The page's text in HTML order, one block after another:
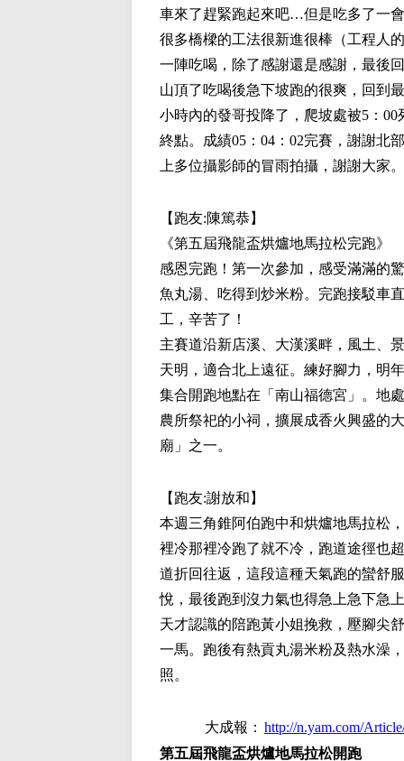
車來了趕緊跑起來吧…但是吃多了一
很多橋樑的工法很新進很棒（工程人
一陣吃喝，除了感謝還是感謝，最後
山頂了吃喝後急下坡跑的很爽，回到
小時內的發哥投降了，爬坡處被5：
終點。成績05：04：02完賽，謝謝北
上多位攝影師的冒雨拍攝，謝謝大家。
【跑友:陳篤恭 】
《第五屆飛龍盃烘爐地馬拉松完跑》
感恩完跑！第一次參加，感受滿滿的
魚丸湯、吃得到炒米粉。完跑接駁車
工，辛苦了！
主賽道沿新店溪、大漢溪畔，風土、
天明，適合北上遠征。練好腳力，明
集合開跑地點在「南山福德宮」。地
農所祭祀的小祠，擴展成香火興盛的
廟」之一。
【跑友:謝放和 】
本週三角錐阿伯跑中和烘爐地馬拉松
裡冷那裡冷跑了就不冷，跑道途徑也
道折回往返，這段這種天氣跑的蠻舒
悅，最後跑到沒力氣也得急上急下急
天才認識的陪跑黃小姐挽救，壓腳尖
一馬。跑後有熱貢丸湯米粉及熱水澡
照。
大成報： http://n.yam.com/
第五屆飛龍盃烘爐地馬拉松開跑